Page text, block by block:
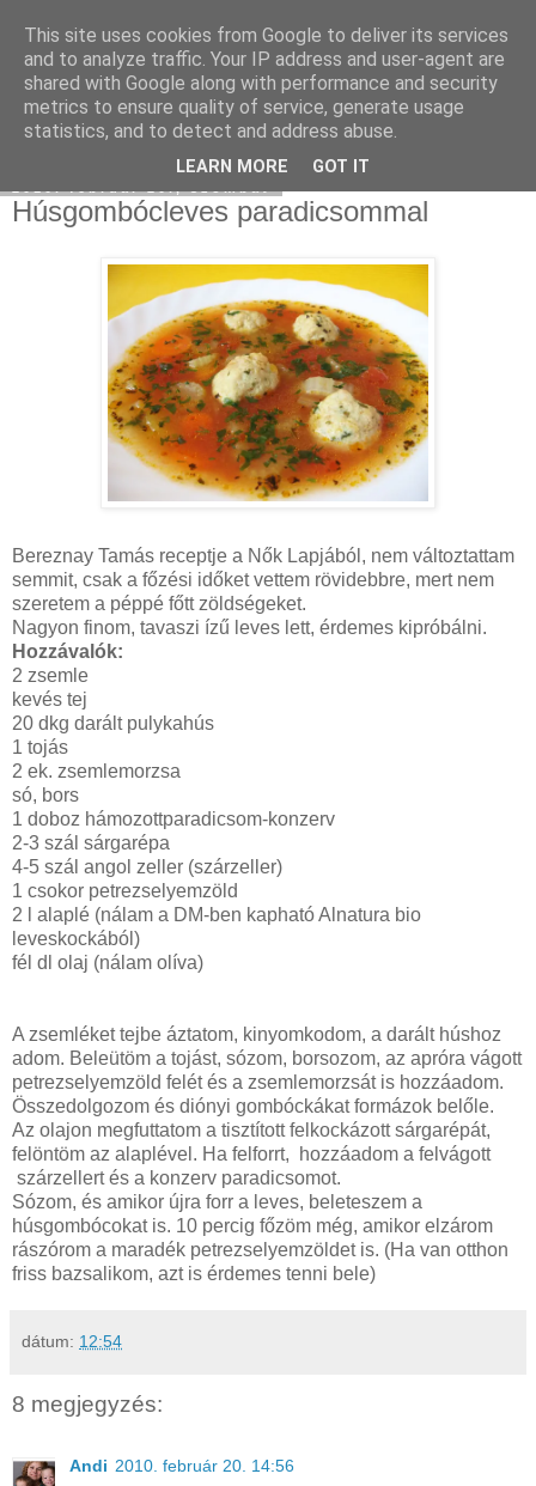
Moha Konyha
Húsgombócleves paradicsommal
Bereznay Tamás receptje a Nők Lapjából, nem változtattam
semmit, csak a főzési időket vettem rövidebbre, mert nem
szeretem a péppé főtt zöldségeket.
Nagyon finom, tavaszi ízű leves lett, érdemes kipróbálni.
Hozzávalók:
2 zsemle
kevés tej
20 dkg darált pulykahús
1 tojás
2 ek. zsemlemorzsa
só, bors
1 doboz hámozottparadicsom-konzerv
2-3 szál sárgarépa
4-5 szál angol zeller (szárzeller)
1 csokor petrezselyemzöld
2 l alaplé (nálam a DM-ben kapható Alnatura bio
leveskockából)
fél dl olaj (nálam olíva)
A zsemléket tejbe áztatom, kinyomkodom, a darált húshoz
adom. Beleütöm a tojást, sózom, borsozom, az apróra vágott
petrezselyemzöld felét és a zsemlemorzsát is hozzáadom.
Összedolgozom és diónyi gombóckákat formázok belőle.
Az olajon megfuttatom a tisztított felkockázott sárgarépát,
felöntöm az alaplével. Ha felforrt, hozzáadom a felvágott
szárzellert és a konzerv paradicsomot.
Sózom, és amikor újra forr a leves, beleteszem a
húsgombócokat is. 10 percig főzöm még, amikor elzárom
rászórom a maradék petrezselyemzöldet is. (Ha van otthon
friss bazsalikom, azt is érdemes tenni bele)
dátum: 12:54
8 megjegyzés:
Andi 2010. február 20. 14:56
This site uses cookies from Google to deliver its services
and to analyze traffic. Your IP address and user-agent are
shared with Google along with performance and security
metrics to ensure quality of service, generate usage
statistics, and to detect and address abuse.
LEARN MORE GOT IT